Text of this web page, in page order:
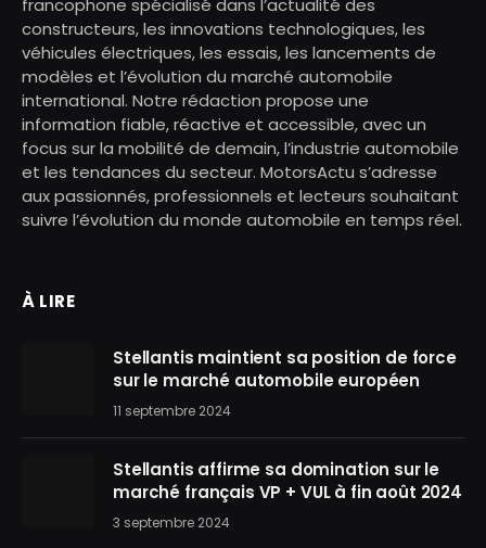
francophone spécialisé dans l’actualité des
constructeurs, les innovations technologiques, les
véhicules électriques, les essais, les lancements de
modèles et l’évolution du marché automobile
international. Notre rédaction propose une
information fiable, réactive et accessible, avec un
focus sur la mobilité de demain, l’industrie automobile
et les tendances du secteur. MotorsActu s’adresse
aux passionnés, professionnels et lecteurs souhaitant
suivre l’évolution du monde automobile en temps réel.
À LIRE
Stellantis maintient sa position de force
sur le marché automobile européen
11 septembre 2024
Stellantis affirme sa domination sur le
marché français VP + VUL à fin août 2024
3 septembre 2024